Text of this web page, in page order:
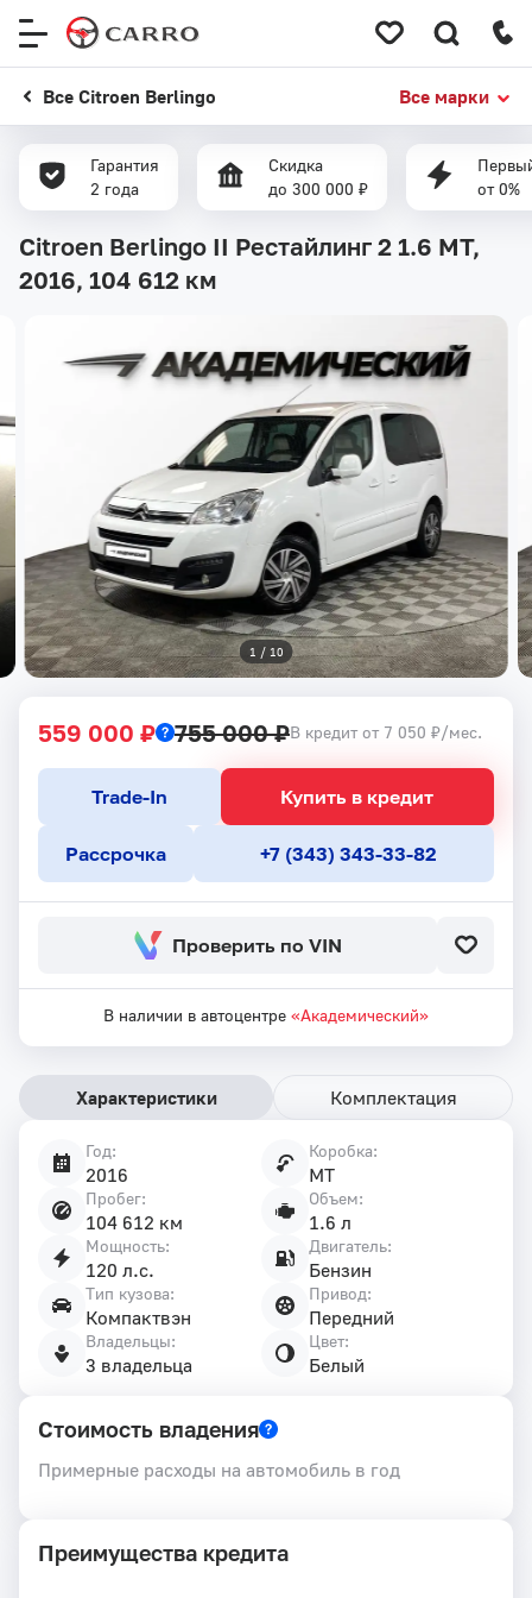
Все Citroen Berlingo Все марки
Гарантия
2 года
Скидка
до 300 000 ₽
от 0%
Citroen Berlingo II Рестайлинг 2 1.6 MT,
2016, 104 612 км
1 / 10
559 000 ₽ 755 000 ₽В кредит от 7 050 ₽/мес.
Купить в кредит
Trade-In
Рассрочка +7 (343) 343-33-82
Проверить по VIN
В наличии в автоцентре «Академический»
Характеристики Комплектация
Год:
2016
Коробка:
MT
Пробег:
104 612 км
Объем:
1.6 л
Мощность:
120 л.с.
Двигатель:
Бензин
Тип кузова:
Компактвэн
Привод:
Передний
Владельцы:
3 владельца
Цвет:
Белый
Стоимость владения
Примерные расходы на автомобиль в год
Преимущества кредита